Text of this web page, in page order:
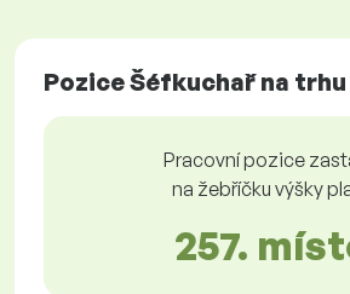
Pozice Šéfkuchař na
Pracovní pozice
na žebříčku výšky
257.